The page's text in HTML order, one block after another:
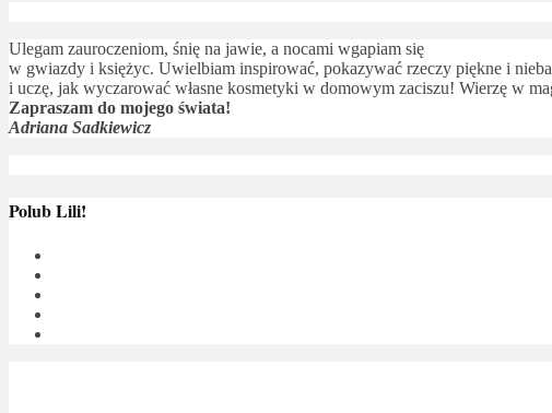
Ulegam zauroczeniom, śnię na jawie, a nocami wgapiam się
w gwiazdy i księżyc. Uwielbiam inspirować, pokazywać rzeczy piękne i
i uczę, jak wyczarować własne kosmetyki w domowym zaciszu! Wierzę w
Zapraszam do mojego świata!
Adriana Sadkiewicz
Polub Lili!